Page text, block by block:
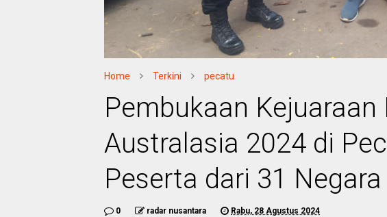
Home Terkini pecatu
Pembukaan Kejuaraan
Australasia 2024 di
Peserta dari 31 Negara
0 radar nusantara Rabu, 28 Agustus 2024